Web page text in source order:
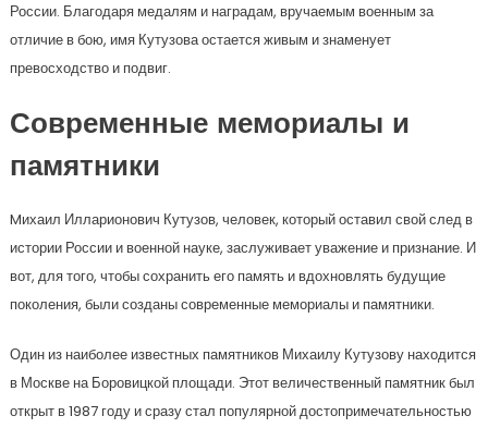
России. Благодаря медалям и наградам, вручаемым военным за
отличие в бою, имя Кутузова остается живым и знаменует
превосходство и подвиг.
Современные мемориалы и
памятники
Mихаил Илларионович Кутузов, человек, который оставил свой след в
истории России и военной науке, заслуживает уважение и признание. И
вот, для того, чтобы сохранить его память и вдохновлять будущие
поколения, были созданы современные мемориалы и памятники.
Один из наиболее известных памятников Михаилу Кутузову находится
в Москве на Боровицкой площади. Этот величественный памятник был
открыт в 1987 году и сразу стал популярной достопримечательностью